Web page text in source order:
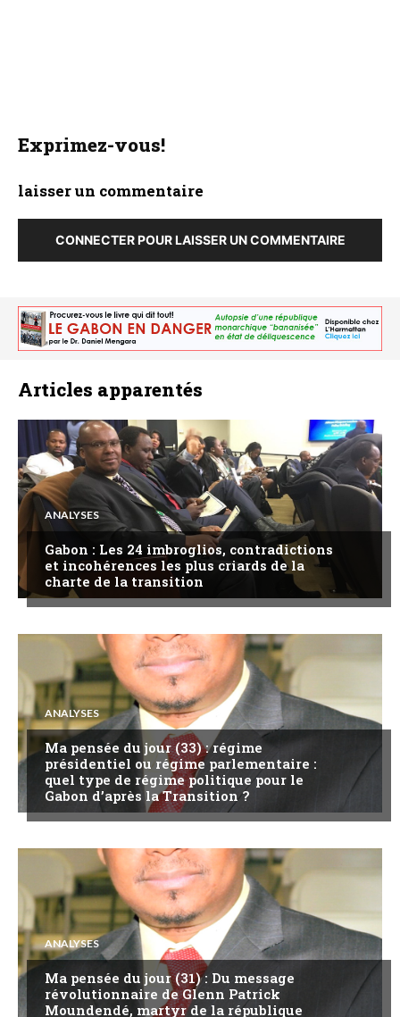
Exprimez-vous!
laisser un commentaire
CONNECTER POUR LAISSER UN COMMENTAIRE
Articles apparentés
ANALYSES
Gabon : Les 24 imbroglios, contradictions
et incohérences les plus criards de la
charte de la transition
ANALYSES
Ma pensée du jour (33) : régime
présidentiel ou régime parlementaire :
quel type de régime politique pour le
Gabon d’après la Transition ?
ANALYSES
Ma pensée du jour (31) : Du message
révolutionnaire de Glenn Patrick
Moundendé, martyr de la république